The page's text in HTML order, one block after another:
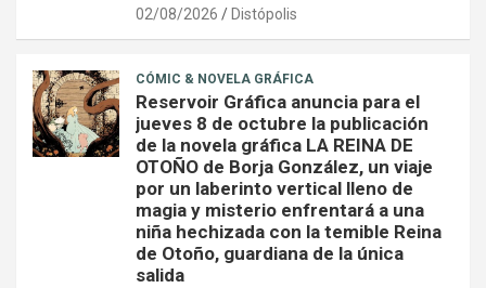
02/08/2026 Distópolis
CÓMIC & NOVELA GRÁFICA
Reservoir Gráfica anuncia para el
jueves 8 de octubre la publicación
de la novela gráfica LA REINA DE
OTOÑO de Borja González, un viaje
por un laberinto vertical lleno de
magia y misterio enfrentará a una
niña hechizada con la temible Reina
de Otoño, guardiana de la única
salida